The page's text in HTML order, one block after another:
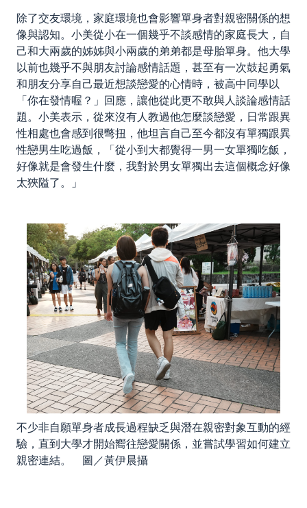
除了交友環境，家庭環境也會影響單身者對親密關係的想
像與認知。小美從小在一個幾乎不談感情的家庭長大，自
己和大兩歲的姊姊與小兩歲的弟弟都是母胎單身。他大學
以前也幾乎不與朋友討論感情話題，甚至有一次鼓起勇氣
和朋友分享自己最近想談戀愛的心情時，被高中同學以
「你在發情喔？」回應，讓他從此更不敢與人談論感情話
題。小美表示，從來沒有人教過他怎麼談戀愛，日常跟異
性相處也會感到很彆扭，他坦言自己至今都沒有單獨跟異
性戀男生吃過飯，「從小到大都覺得一男一女單獨吃飯，
好像就是會發生什麼，我對於男女單獨出去這個概念好像
太狹隘了。」
不少非自願單身者成長過程缺乏與潛在親密對象互動的經
驗，直到大學才開始嚮往戀愛關係，並嘗試學習如何建立
親密連結。 圖／黃伊晨攝